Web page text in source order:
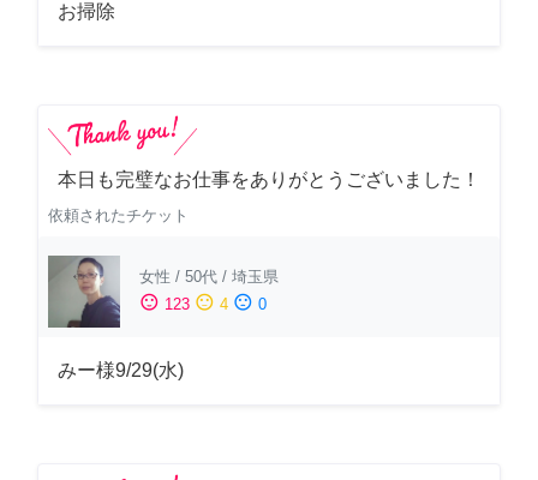
お掃除
本日も完璧なお仕事をありがとうございました！
依頼されたチケット
女性 / 50代 / 埼玉県
sentiment_satisfied 123 sentiment_neutral 4 sentiment_dissatisfied 0
みー様9/29(水)